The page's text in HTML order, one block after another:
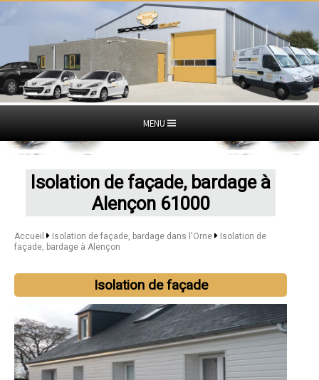
MENU
Isolation de façade, bardage à
Alençon 61000
Accueil Isolation de façade, bardage dans l'Orne
Isolation de
façade, bardage à Alençon
Isolation de façade